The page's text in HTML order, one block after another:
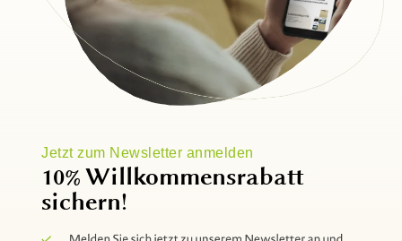
Jetzt zum Newsletter anmelden
10% Willkommensrabatt
sichern!